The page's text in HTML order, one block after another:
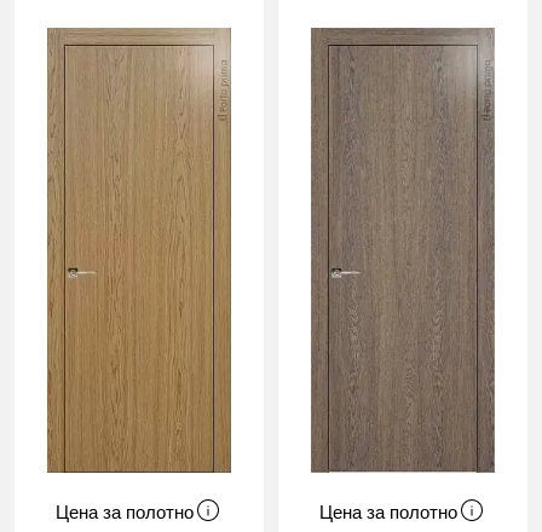
Цена за полотно Цена за полотно